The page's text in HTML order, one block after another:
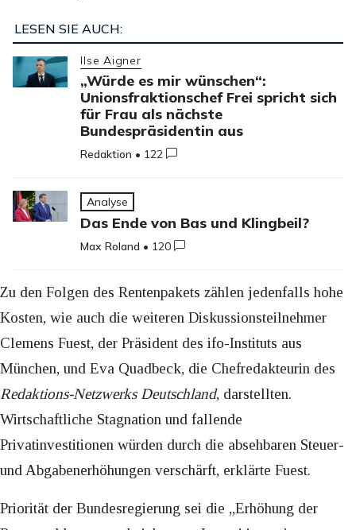
LESEN SIE AUCH:
Ilse Aigner
„Würde es mir wünschen“:
Unionsfraktionschef Frei spricht sich
für Frau als nächste
Bundespräsidentin aus
Redaktion • 122
Analyse
Das Ende von Bas und Klingbeil?
Max Roland • 120
Zu den Folgen des Rentenpakets zählen jedenfalls hohe
Kosten, wie auch die weiteren Diskussionsteilnehmer
Clemens Fuest, der Präsident des ifo-Instituts aus
München, und Eva Quadbeck, die Chefredakteurin des
Redaktions-Netzwerks Deutschland, darstellten.
Wirtschaftliche Stagnation und fallende
Privatinvestitionen würden durch die absehbaren Steuer-
und Abgabenerhöhungen verschärft, erklärte Fuest.
Priorität der Bundesregierung sei die „Erhöhung der